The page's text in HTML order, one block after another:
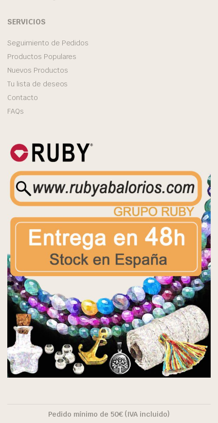
SERVICIOS
Seguimiento de Pedidos
Productos Populares
Nuevos Productos
Tu lista de deseos
Contacto
FAQs
Pedido mínimo de 50€ (IVA incluido)